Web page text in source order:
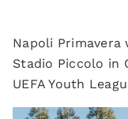
Napoli
Stadio Piccolo in
UEFA Youth